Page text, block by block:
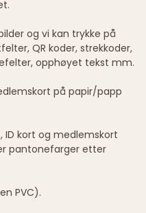
og vi kan trykke på
QR koder, strekkoder,
opphøyet tekst mm.
på papir/papp
ID kort og medlemskort
pantonefarger etter
PVC).